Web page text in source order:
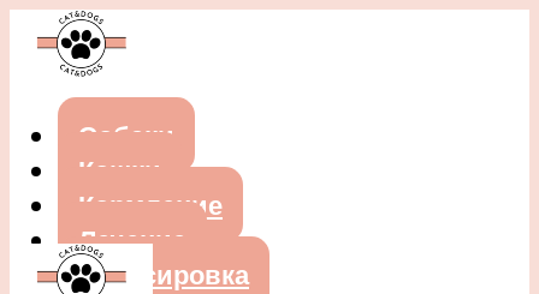
Собаки
Кошки
Кормление
Лечение
Дрессировка